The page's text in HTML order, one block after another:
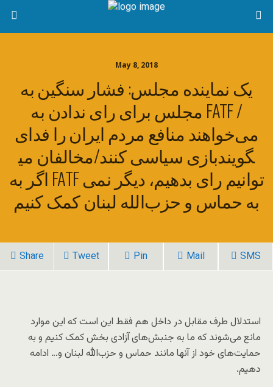
May 8, 2018
یک نماینده مجلس: فشار سنگین به
مجلس برای رای ندادن به FATF /
می‌خواهند منافع مردم ایران را فدای
بازی سیاسی کنند/مخالفان می‎گویند
اگر به FATF رای بدهیم، دیگر نمی ‎توانیم
به حماس و حزب‌الله لبنان کمک کنیم
Share Tweet Pin Mail SMS
استدلال طرف مقابل در داخل هم فقط این است که این موارد
مانع می‌شوند که ما به جنبش‌های آزادی بخش کمک کنیم و به
حمایت‌های خود از آنها مانند حماس و حزب‌الله لبنان و… ادامه
دهیم.